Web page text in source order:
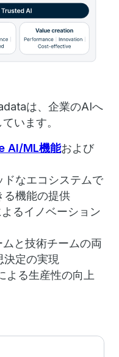
は、企業のAIへ
います。
AI/ML機能および
なエコシステムで
る機能の提供
よるイノベーション
と技術チームの両
決定の実現
よる生産性の向上